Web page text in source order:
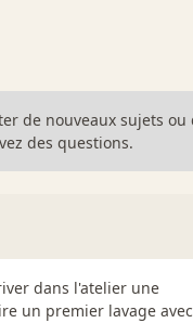
de nouveaux sujets ou
des questions.
dans l'atelier une
un premier lavage avec